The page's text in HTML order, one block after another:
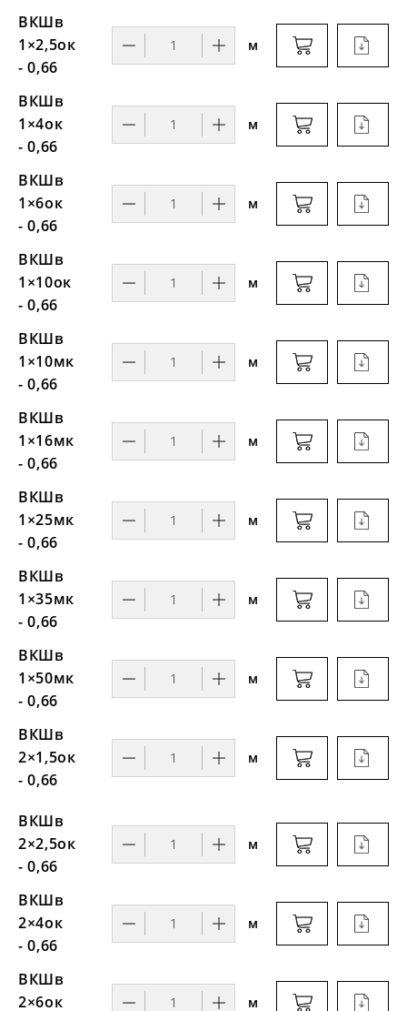
ВКШв
1×2,5ок
- 0,66
м
ВКШв
1×4ок
- 0,66
м
ВКШв
1×6ок
- 0,66
м
ВКШв
1×10ок
- 0,66
м
ВКШв
1×10мк
- 0,66
м
ВКШв
1×16мк
- 0,66
м
ВКШв
1×25мк
- 0,66
м
ВКШв
1×35мк
- 0,66
м
ВКШв
1×50мк
- 0,66
м
ВКШв
2×1,5ок
- 0,66
м
ВКШв
2×2,5ок
- 0,66
м
ВКШв
2×4ок
- 0,66
м
ВКШв
2×6ок
м